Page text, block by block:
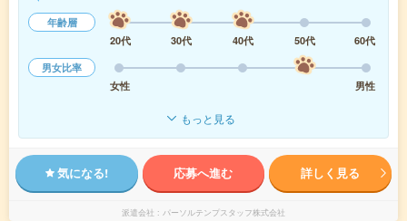
年齢層
20代
30代 40代 50代
60代
男女比率
女性
男性
もっと見る
気になる! 応募へ進む 詳しく見る
派遣会社 パーソルテンプスタッフ株式会社